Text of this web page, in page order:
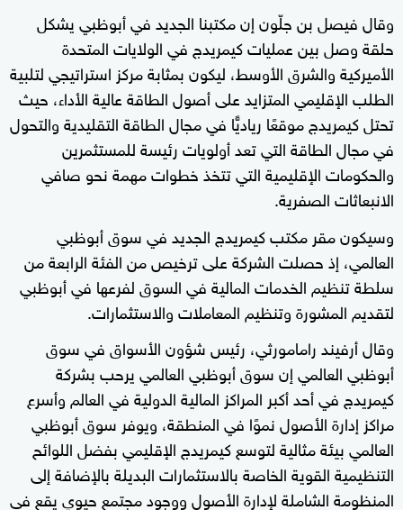
وقال فيصل بن جلّون إن مكتبنا الجديد في أبوظبي يشكل
حلقة وصل بين عمليات كيمريدج في الولايات المتحدة
الأميركية والشرق الأوسط، ليكون بمثابة مركز استراتيجي لتلبية
الطلب الإقليمي المتزايد على أصول الطاقة عالية الأداء، حيث
تحتل كيمريدج موقعًا رياديًّا في مجال الطاقة التقليدية والتحول
في مجال الطاقة التي تعد أولويات رئيسة للمستثمرين
والحكومات الإقليمية التي تتخذ خطوات مهمة نحو صافي
الانبعاثات الصفرية.
وسيكون مقر مكتب كيمريدج الجديد في سوق أبوظبي
العالمي، إذ حصلت الشركة على ترخيص من الفئة الرابعة من
سلطة تنظيم الخدمات المالية في السوق لفرعها في أبوظبي
لتقديم المشورة وتنظيم المعاملات والاستثمارات.
وقال أرفيند رامامورثي، رئيس شؤون الأسواق في سوق
أبوظبي العالمي إن سوق أبوظبي العالمي يرحب بشركة
كيمريدج في أحد أكبر المراكز المالية الدولية في العالم وأسرع
مراكز إدارة الأصول نموًا في المنطقة، ويوفر سوق أبوظبي
العالمي بيئة مثالية لتوسع كيمريدج الإقليمي بفضل اللوائح
التنظيمية القوية الخاصة بالاستثمارات البديلة بالإضافة إلى
المنظومة الشاملة لإدارة الأصول ووجود مجتمع حيوي يقع في